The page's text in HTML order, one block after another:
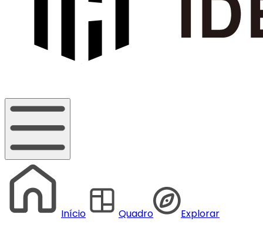
Início Quadro Explorar